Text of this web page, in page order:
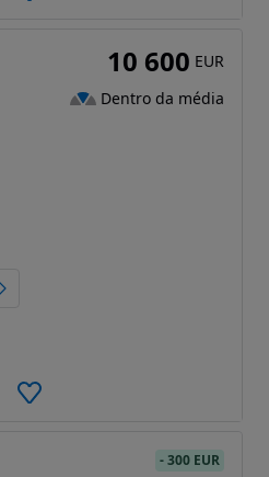
10 600 EUR
Dentro da média
-300 EUR